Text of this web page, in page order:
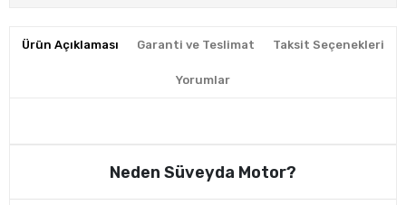
Ürün Açıklaması Garanti ve Teslimat Taksit Seçenekleri
Yorumlar
Neden Süveyda Motor?